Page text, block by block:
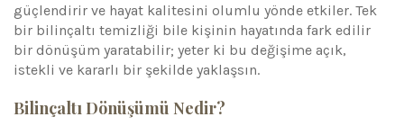
güçlendirir ve hayat kalitesini olumlu yönde etkiler. Tek
bir bilinçaltı temizliği bile kişinin hayatında fark edilir
bir dönüşüm yaratabilir; yeter ki bu değişime açık,
istekli ve kararlı bir şekilde yaklaşsın.
Bilinçaltı Dönüşümü Nedir?